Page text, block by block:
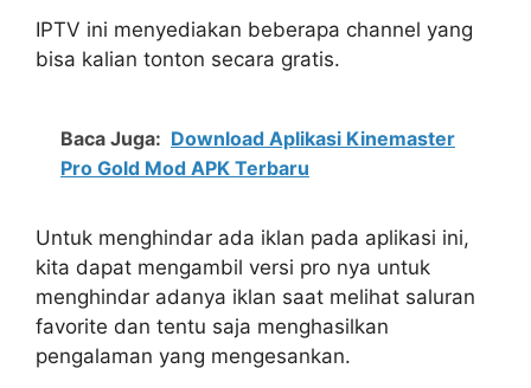
IPTV ini menyediakan beberapa channel yang
bisa kalian tonton secara gratis.
Baca Juga: Download Aplikasi Kinemaster
Pro Gold Mod APK Terbaru
Untuk menghindar ada iklan pada aplikasi ini,
kita dapat mengambil versi pro nya untuk
menghindar adanya iklan saat melihat saluran
favorite dan tentu saja menghasilkan
pengalaman yang mengesankan.